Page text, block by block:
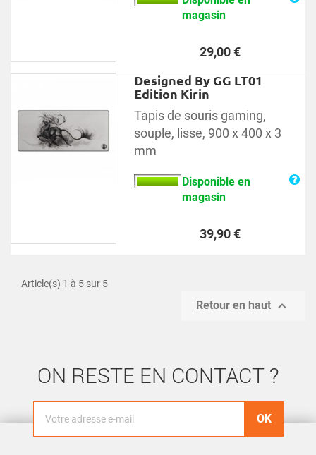
magasin
Prix
29,00 €
Designed By GG LT01
Edition Kirin
Tapis de souris gaming,
souple, lisse, 900 x 400 x 3
mm
Disponible en
magasin
Prix
39,90 €
Article(s) 1 à 5 sur 5
Retour en haut 
ON RESTE EN CONTACT ?